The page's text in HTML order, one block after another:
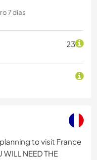
7 dias
23
to visit France
NEED THE